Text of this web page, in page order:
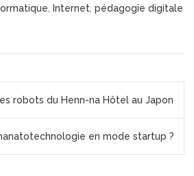
, Internet, pédagogie digitale
robots du Henn-na Hôtel au Japon
en mode startup ?